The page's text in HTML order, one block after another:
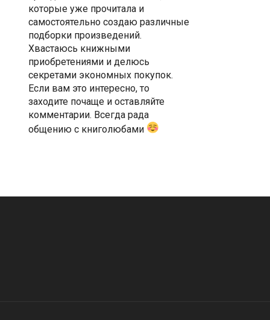
которые уже прочитала и
самостоятельно создаю различные
подборки произведений.
Хвастаюсь книжными
приобретениями и делюсь
секретами экономных покупок.
Если вам это интересно, то
заходите почаще и оставляйте
комментарии. Всегда рада
общению с книголюбами